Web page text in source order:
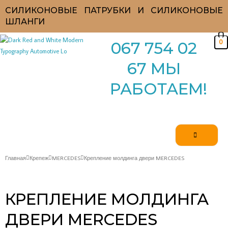
СИЛИКОНОВЫЕ ПАТРУБКИ И СИЛИКОНОВЫЕ
ШЛАНГИ
067 754 02
67 МЫ
РАБОТАЕМ!
0
Главная Крепеж MERCEDES Крепление молдинга двери MERCEDES
КРЕПЛЕНИЕ МОЛДИНГА
ДВЕРИ MERCEDES